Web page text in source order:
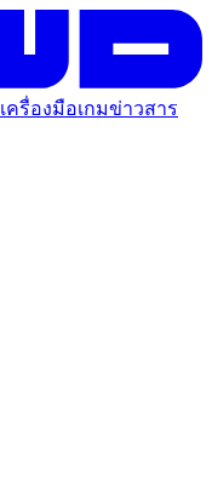
เครื่องมือเกมข่าวสาร